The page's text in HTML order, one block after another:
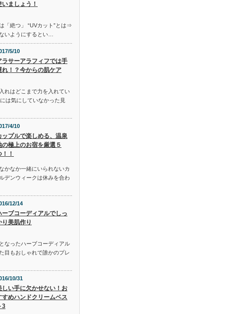
いましょう！
「絶つ」 “UVカット”とは⇒
いようにするとい…
5/10
ラサーアラフィフでは手
れ！？今からの肌ケア
れはどこまで力を入れてい
は気にしていなかった見
4/10
ップルで楽しめる、温泉
の極上のお宿を厳選５
！！
かなか一緒にいられないカ
デンウィークは休みを合わ
12/14
ーブコーディアルでしっ
り美肌作り
なったハーブコーディアル
目もおしゃれで誰かのプレ
10/31
しい手に欠かせない！お
すめハンドクリームベス
3